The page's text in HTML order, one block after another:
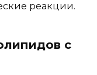
реакции.
с